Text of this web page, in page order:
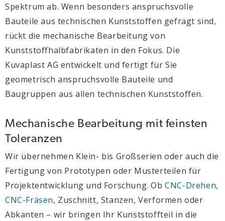
Spektrum ab. Wenn besonders anspruchsvolle
Bauteile aus technischen Kunststoffen gefragt sind,
rückt die mechanische Bearbeitung von
Kunststoffhalbfabrikaten in den Fokus. Die
Kuvaplast AG entwickelt und fertigt für Sie
geometrisch anspruchsvolle Bauteile und
Baugruppen aus allen technischen Kunststoffen.
Mechanische Bearbeitung mit feinsten
Toleranzen
Wir übernehmen Klein- bis Großserien oder auch die
Fertigung von Prototypen oder Musterteilen für
Projektentwicklung und Forschung. ObCNC-Drehen,
CNC-Fräsen, Zuschnitt, Stanzen, Verformen oder
Abkanten – wir bringen Ihr Kunststoffteil in die